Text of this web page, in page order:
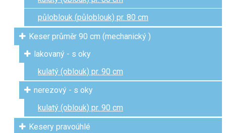
půloblouk (půloblouk) pr. 80 cm
Keser průměr 90 cm (mechanický )
lakovaný - s oky
kulatý (oblouk) pr. 90 cm
nerezový - s oky
kulatý (oblouk) pr. 90 cm
Kesery pravoúhlé